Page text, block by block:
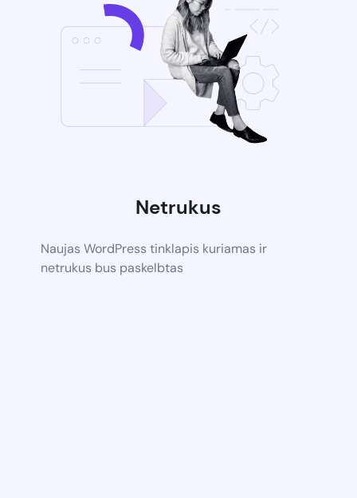
Netrukus
Naujas WordPress tinklapis kuriamas ir
netrukus bus paskelbtas